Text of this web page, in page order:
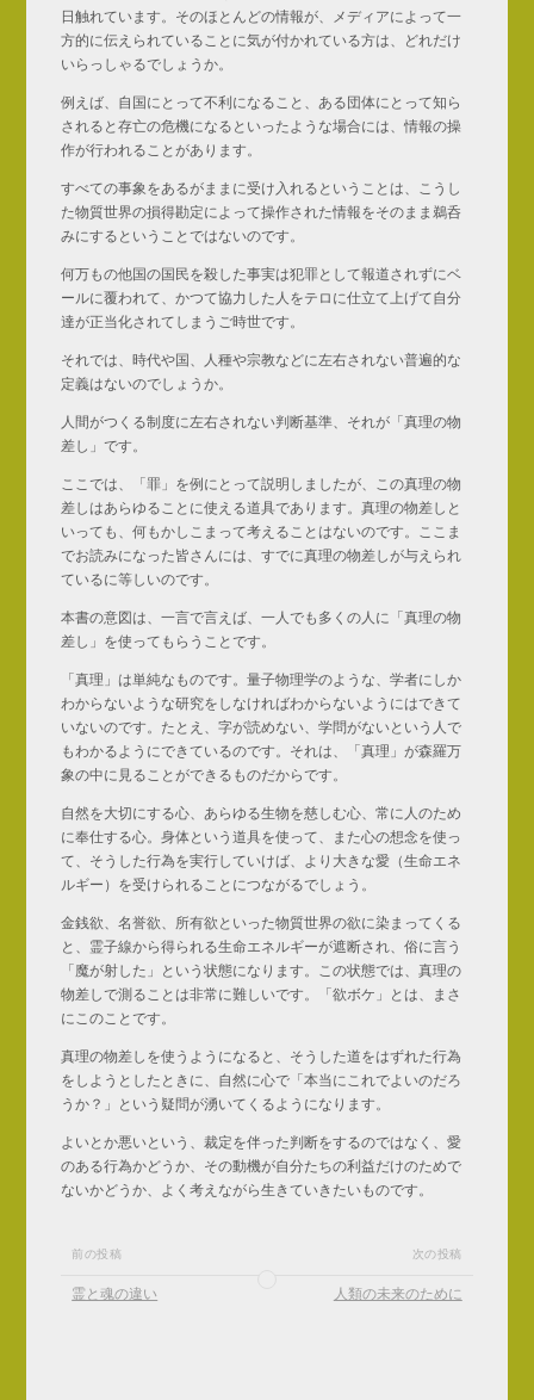
日触れています。そのほとんどの情報が、メディアによって一
方的に伝えられていることに気が付かれている方は、どれだけ
いらっしゃるでしょうか。
例えば、自国にとって不利になること、ある団体にとって知ら
されると存亡の危機になるといったような場合には、情報の操
作が行われることがあります。
すべての事象をあるがままに受け入れるということは、こうし
た物質世界の損得勘定によって操作された情報をそのまま鵜呑
みにするということではないのです。
何万もの他国の国民を殺した事実は犯罪として報道されずにベ
ールに覆われて、かつて協力した人をテロに仕立て上げて自分
達が正当化されてしまうご時世です。
それでは、時代や国、人種や宗教などに左右されない普遍的な
定義はないのでしょうか。
人間がつくる制度に左右されない判断基準、それが「真理の物
差し」です。
ここでは、「罪」を例にとって説明しましたが、この真理の物
差しはあらゆることに使える道具であります。真理の物差しと
いっても、何もかしこまって考えることはないのです。ここま
でお読みになった皆さんには、すでに真理の物差しが与えられ
ているに等しいのです。
本書の意図は、一言で言えば、一人でも多くの人に「真理の物
差し」を使ってもらうことです。
「真理」は単純なものです。量子物理学のような、学者にしか
わからないような研究をしなければわからないようにはできて
いないのです。たとえ、字が読めない、学問がないという人で
もわかるようにできているのです。それは、「真理」が森羅万
象の中に見ることができるものだからです。
自然を大切にする心、あらゆる生物を慈しむ心、常に人のため
に奉仕する心。身体という道具を使って、また心の想念を使っ
て、そうした行為を実行していけば、より大きな愛（生命エネ
ルギー）を受けられることにつながるでしょう。
金銭欲、名誉欲、所有欲といった物質世界の欲に染まってくる
と、霊子線から得られる生命エネルギーが遮断され、俗に言う
「魔が射した」という状態になります。この状態では、真理の
物差しで測ることは非常に難しいです。「欲ボケ」とは、まさ
にこのことです。
真理の物差しを使うようになると、そうした道をはずれた行為
をしようとしたときに、自然に心で「本当にこれでよいのだろ
うか？」という疑問が湧いてくるようになります。
よいとか悪いという、裁定を伴った判断をするのではなく、愛
のある行為かどうか、その動機が自分たちの利益だけのためで
ないかどうか、よく考えながら生きていきたいものです。
前の投稿
霊と魂の違い
次の投稿
人類の未来のために